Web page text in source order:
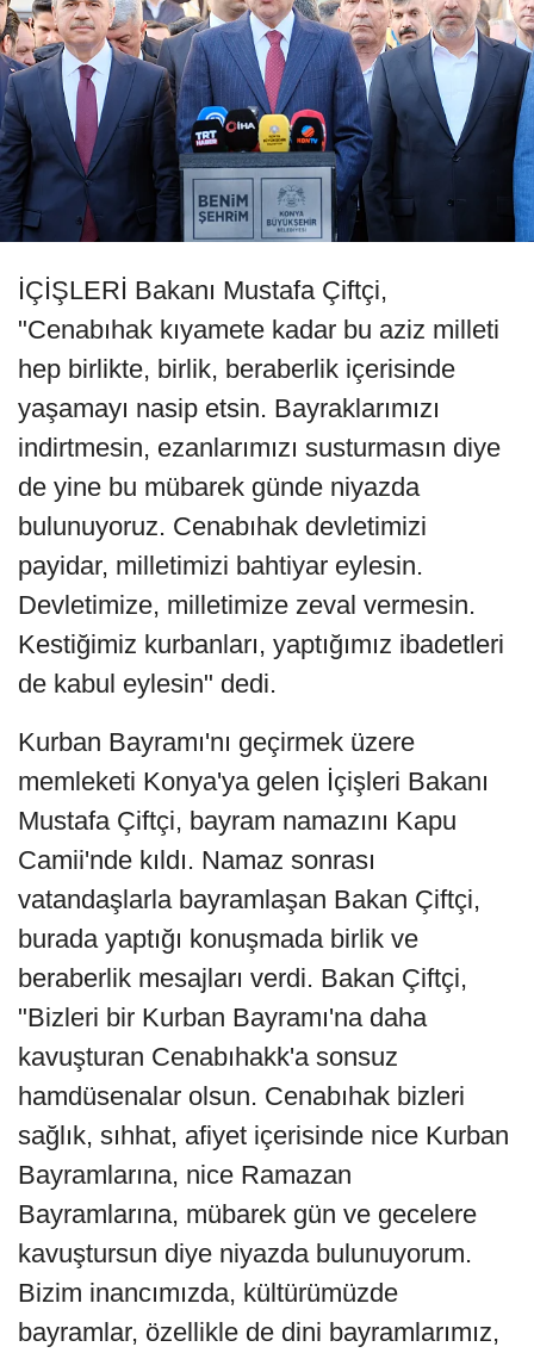
İÇİŞLERİ Bakanı Mustafa Çiftçi,
"Cenabıhak kıyamete kadar bu aziz milleti
hep birlikte, birlik, beraberlik içerisinde
yaşamayı nasip etsin. Bayraklarımızı
indirtmesin, ezanlarımızı susturmasın diye
de yine bu mübarek günde niyazda
bulunuyoruz. Cenabıhak devletimizi
payidar, milletimizi bahtiyar eylesin.
Devletimize, milletimize zeval vermesin.
Kestiğimiz kurbanları, yaptığımız ibadetleri
de kabul eylesin" dedi.
Kurban Bayramı'nı geçirmek üzere
memleketi Konya'ya gelen İçişleri Bakanı
Mustafa Çiftçi, bayram namazını Kapu
Camii'nde kıldı. Namaz sonrası
vatandaşlarla bayramlaşan Bakan Çiftçi,
burada yaptığı konuşmada birlik ve
beraberlik mesajları verdi. Bakan Çiftçi,
"Bizleri bir Kurban Bayramı'na daha
kavuşturan Cenabıhakk'a sonsuz
hamdüsenalar olsun. Cenabıhak bizleri
sağlık, sıhhat, afiyet içerisinde nice Kurban
Bayramlarına, nice Ramazan
Bayramlarına, mübarek gün ve gecelere
kavuştursun diye niyazda bulunuyorum.
Bizim inancımızda, kültürümüzde
bayramlar, özellikle de dini bayramlarımız,